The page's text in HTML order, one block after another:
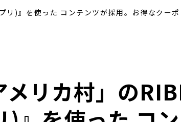
)』を使った コンテンツが採用。お得なクーポ
リカ村」の